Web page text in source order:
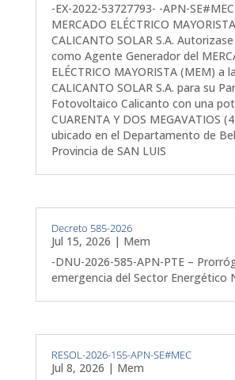
-EX-2022-53727793- -APN-
MERCADO ELÉCTRICO
CALICANTO SOLAR S.A.
como Agente Generador del
ELÉCTRICO MAYORISTA (MEM) a
CALICANTO SOLAR S.A. para su
Fotovoltaico Calicanto con una
CUARENTA Y DOS MEGAVATIOS
ubicado en el Departamento de
Provincia de SAN LUIS
Decreto 585-2026
Jul 15, 2026 | Mem
-DNU-2026-585-APN-PTE –
emergencia del Sector Energético
RESOL-2026-155-APN-SE#MEC
Jul 8, 2026 | Mem